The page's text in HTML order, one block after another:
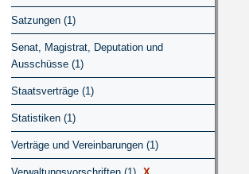
Satzungen (1)
Senat, Magistrat, Deputation und
Ausschüsse (1)
Staatsverträge (1)
Statistiken (1)
Verträge und Vereinbarungen (1)